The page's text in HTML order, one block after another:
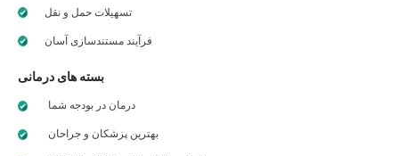
تسهیلات حمل و نقل
فرآیند مستندسازی آسان
بسته های درمانی
درمان در بودجه شما
بهترین پزشکان و جراحان